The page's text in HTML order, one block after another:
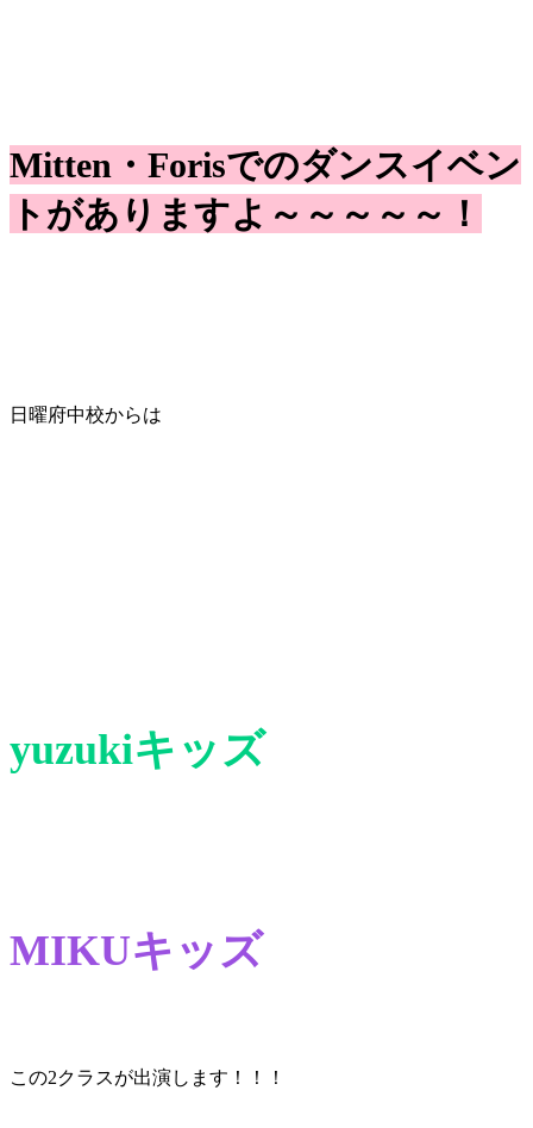
Mitten・Forisでのダンスイベン
トがありますよ～～～～～！
日曜府中校からは
yuzukiキッズ
MIKUキッズ
この2クラスが出演します！！！